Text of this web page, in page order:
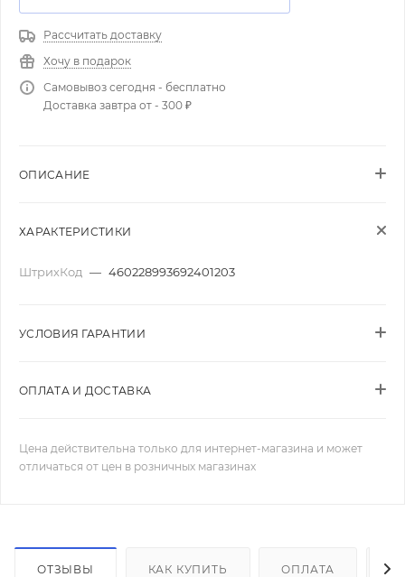
Рассчитать доставку
Хочу в подарок
Самовывоз сегодня - бесплатно
Доставка завтра от - 300 ₽
ОПИСАНИЕ
ХАРАКТЕРИСТИКИ
ШтрихКод — 460228993692401203
УСЛОВИЯ ГАРАНТИИ
ОПЛАТА И ДОСТАВКА
Цена действительна только для интернет-магазина и может
отличаться от цен в розничных магазинах
ОТЗЫВЫ КАК КУПИТЬ ОПЛАТА